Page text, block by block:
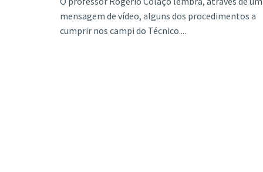
mensagem de vídeo, alguns dos procedimentos a
cumprir nos campi do Técnico....